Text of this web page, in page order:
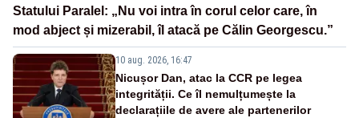
Statului Paralel: „Nu voi intra în corul celor care, în
mod abject și mizerabil, îl atacă pe Călin Georgescu.”
10 aug. 2026, 16:47
Nicușor Dan, atac la CCR pe legea
integrității. Ce îl nemulțumește la
declarațiile de avere ale partenerilor